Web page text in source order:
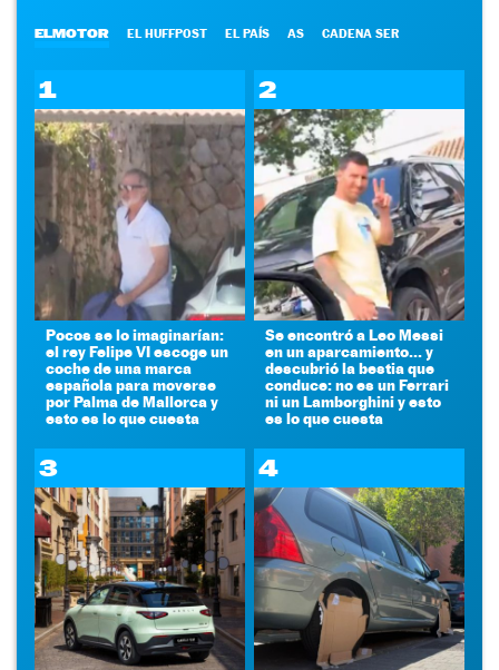
ELMOTOR EL HUFFPOST EL PAÍS AS CADENA SER
1
Pocos se lo imaginarían:
el rey Felipe VI escoge un
coche de una marca
española para moverse
por Palma de Mallorca y
esto es lo que cuesta
2
Se encontró a Leo Messi
en un aparcamiento... y
descubrió la bestia que
conduce: no es un Ferrari
ni un Lamborghini y esto
es lo que cuesta
3 4